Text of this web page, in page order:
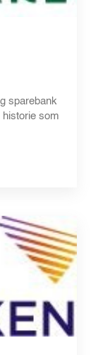
sparebank
historie som